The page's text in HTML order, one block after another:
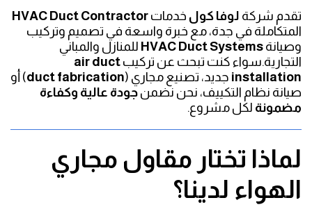
تقدم شركة لوفا كول خدماتHVAC Duct Contractor
المتكاملة في جدة، مع خبرة واسعة في تصميم وتركيب
وصيانةHVAC Duct Systems للمنازل والمباني
التجارية.سواء كنت تبحث عن تركيبair duct
installation جديد، تصنيع مجاري (duct fabrication) أو
صيانة نظام التكييف، نحن نضمنجودة عالية وكفاءة
مضمونة لكل مشروع.
لماذا تختار مقاول مجاري
الهواء لدينا؟